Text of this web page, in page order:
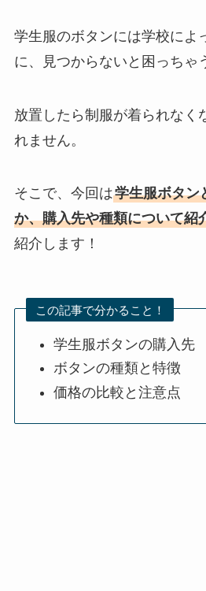
学生服のボタンには学校によ
に、見つからないと困っちゃ
放置したら制服が着られなく
れません。
そこで、今回は学生服ボタン
か、購入先や種類について紹
紹介します！
この記事で分かること！
学生服ボタンの購入先
ボタンの種類と特徴
価格の比較と注意点